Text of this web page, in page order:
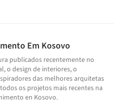
Em Kosovo
publicados recentemente no
o design de interiores, o
das melhores arquitetas
os projetos mais recentes na
en Kosovo.